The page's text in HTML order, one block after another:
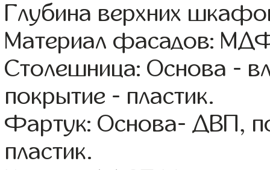
Глубина верхних
Материал фасадов:
Столешница: Основа -
покрытие - пластик.
Фартук: Основа- ДВП,
пластик.